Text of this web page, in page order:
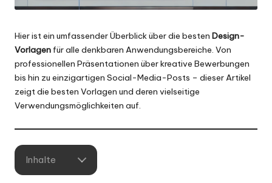
Hier ist ein umfassender Überblick über die besten Design-
Vorlagen für alle denkbaren Anwendungsbereiche. Von
professionellen Präsentationen über kreative Bewerbungen
bis hin zu einzigartigen Social-Media-Posts – dieser Artikel
zeigt die besten Vorlagen und deren vielseitige
Verwendungsmöglichkeiten auf.
Inhalte